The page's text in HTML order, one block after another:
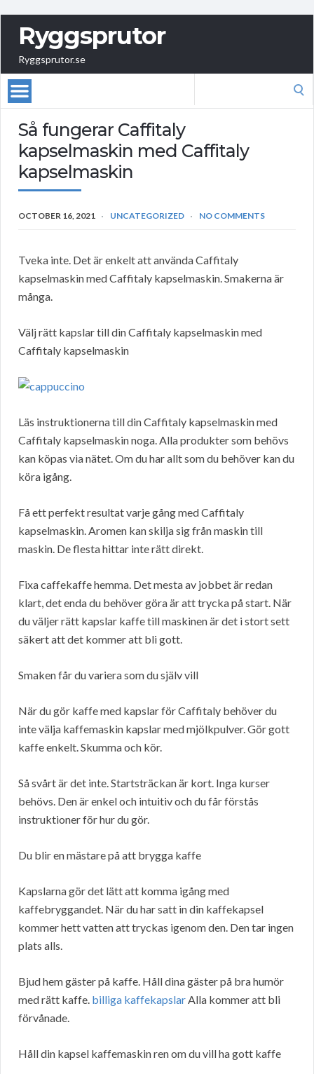
Ryggsprutor
Ryggsprutor.se
Så fungerar Caffitaly
kapselmaskin med Caffitaly
kapselmaskin
OCTOBER 16, 2021 UNCATEGORIZED NO COMMENTS
Tveka inte. Det är enkelt att använda Caffitaly
kapselmaskin med Caffitaly kapselmaskin. Smakerna är
många.
Välj rätt kapslar till din Caffitaly kapselmaskin med
Caffitaly kapselmaskin
Läs instruktionerna till din Caffitaly kapselmaskin med
Caffitaly kapselmaskin noga. Alla produkter som behövs
kan köpas via nätet. Om du har allt som du behöver kan du
köra igång.
Få ett perfekt resultat varje gång med Caffitaly
kapselmaskin. Aromen kan skilja sig från maskin till
maskin. De flesta hittar inte rätt direkt.
Fixa caffekaffe hemma. Det mesta av jobbet är redan
klart, det enda du behöver göra är att trycka på start. När
du väljer rätt kapslar kaffe till maskinen är det i stort sett
säkert att det kommer att bli gott.
Smaken får du variera som du själv vill
När du gör kaffe med kapslar för Caffitaly behöver du
inte välja kaffemaskin kapslar med mjölkpulver. Gör gott
kaffe enkelt. Skumma och kör.
Så svårt är det inte. Startsträckan är kort. Inga kurser
behövs. Den är enkel och intuitiv och du får förstås
instruktioner för hur du gör.
Du blir en mästare på att brygga kaffe
Kapslarna gör det lätt att komma igång med
kaffebryggandet. När du har satt in din kaffekapsel
kommer hett vatten att tryckas igenom den. Den tar ingen
plats alls.
Bjud hem gäster på kaffe. Håll dina gäster på bra humör
med rätt kaffe. billiga kaffekapslarAlla kommer att bli
förvånade.
Håll din kapsel kaffemaskin ren om du vill ha gott kaffe